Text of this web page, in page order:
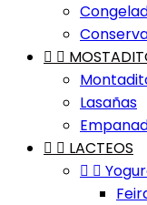
 
Lasañas
  LACTEOS
 